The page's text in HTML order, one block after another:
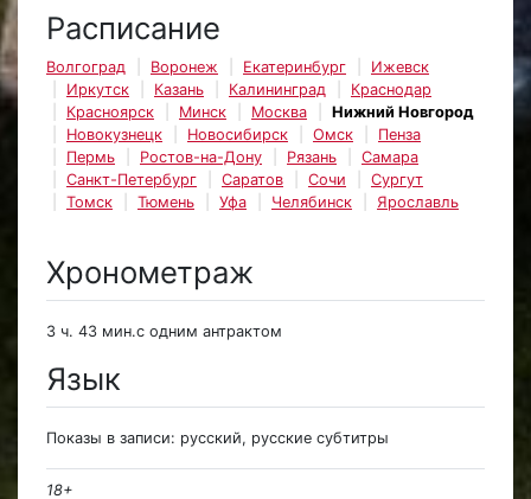
Расписание
Волгоград Воронеж Екатеринбург
Ижевск
Иркутск
Казань Калининград
Краснодар
Красноярск
Минск Москва
Нижний Новгород
Новокузнецк
Новосибирск Омск
Пенза
Пермь
Ростов-на-Дону Рязань
Самара
Санкт-Петербург
Саратов Сочи
Сургут
Томск
Тюмень Уфа Челябинск Ярославль
Хронометраж
3 ч. 43 мин.с одним антрактом
Язык
Показы в записи: русский, русские субтитры
18+